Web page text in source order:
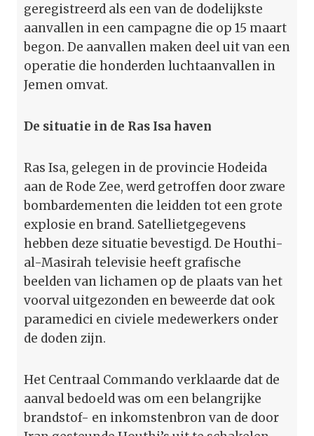
geregistreerd als een van de dodelijkste
aanvallen in een campagne die op 15 maart
begon. De aanvallen maken deel uit van een
operatie die honderden luchtaanvallen in
Jemen omvat.
De situatie in de Ras Isa haven
Ras Isa, gelegen in de provincie Hodeida
aan de Rode Zee, werd getroffen door zware
bombardementen die leidden tot een grote
explosie en brand. Satellietgegevens
hebben deze situatie bevestigd. De Houthi-
al-Masirah televisie heeft grafische
beelden van lichamen op de plaats van het
voorval uitgezonden en beweerde dat ook
paramedici en civiele medewerkers onder
de doden zijn.
Het Centraal Commando verklaarde dat de
aanval bedoeld was om een belangrijke
brandstof- en inkomstenbron van de door